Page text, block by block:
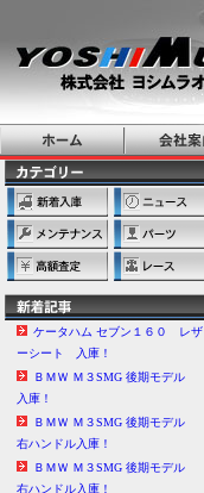
ケータハム セブン１６０ レザ
ーシート 入庫！
ＢＭＷ Ｍ３SMG 後期モデル
入庫！
ＢＭＷ Ｍ３SMG 後期モデル
右ハンドル入庫！
ＢＭＷ Ｍ３SMG 後期モデル
右ハンドル入庫！